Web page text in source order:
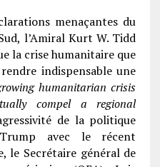
menaçantes du
l’Amiral Kurt W. Tidd
la crise humanitaire que
indispensable une
humanitarian crisis
compel a regional
de la politique
avec le récent
le Secrétaire général de